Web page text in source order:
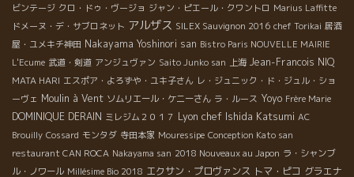
ビンテージ クロ・ドゥ・ヴージョ ジャン・ピエール・クワントロ Marius Laffitte
ドメーヌ・デ・サブロネット アルザス SILEX Sauvignon 2016 chef Torikai 居酒
屋・ユメキチ神田 Nakayama Yoshinori san Bistro Paris NOUVELLE MAIRIE
L'Ecume 武道・剣道 アンジュヴァン Saito Junko san 上海 Jean-Francois NIQ
MATA HARI エスポア・よろずや・ユキ子さん レ・ジュニック・ド・ジュル・ショ
ーヴェ Moulin à Vent ソムリエール・ケニーさん ラ・ルース Yoyo Frère Marie
DOMINIQUE DERAIN ミレジム２０１７ Lyon chef Ishida Katsumi AC
Brouilly Cossard モンタダ 寺田本家 Mouressipe Conception Kato san
restaurant CAN ROCA Nakayama san 2018 Nouveaux au Japon ラ・シャンブ
ル・ノワール Millésime Bio 2018 エクサン・プロヴァンス トマ・ピコ グラエナ